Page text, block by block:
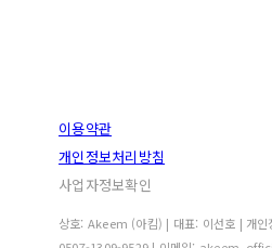
이용약관
개인정보처리방침
사업자정보확인
상호: Akeem (아킴) | 대표: 이선호 | 개인